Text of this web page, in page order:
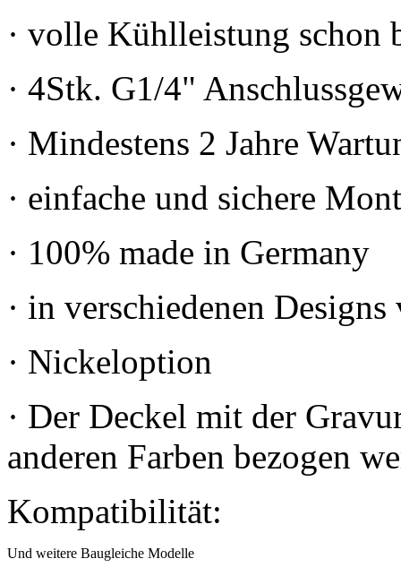
· volle Kühlleistung schon
· 4Stk. G1/4"
· Mindestens 2 Jahre
· einfache und sichere
· 100% made in Germany
· in verschiedenen
· Nickeloption
· Der Deckel mit der
anderen Farben bezogen
Kompatibilität:
Und weitere Baugleiche Modelle